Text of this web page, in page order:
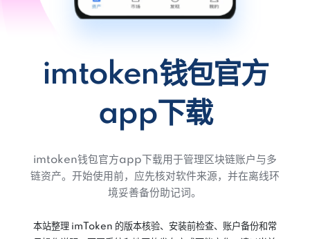
imtoken钱包官方
app下载
imtoken钱包官方app下载用于管理区块链账户与多
链资产。开始使用前，应先核对软件来源，并在离线环
境妥善备份助记词。
本站整理 imToken 的版本核验、安装前检查、账户备份和常